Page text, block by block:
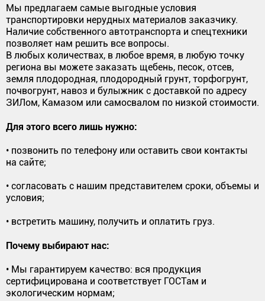
Мы предлагаем самые выгодные условия
транспортировки нерудных материалов заказчику.
Наличие собственного автотранспорта и спецтехники
позволяет нам решить все вопросы.
В любых количествах, в любое время, в любую точку
региона вы можете заказать щебень, песок, отсев,
земля плодородная, плодородный грунт, торфогрунт,
почвогрунт, навоз и булыжник с доставкой по адресу
ЗИЛом, Камазом или самосвалом по низкой стоимости.
Для этого всего лишь нужно:
• позвонить по телефону или оставить свои контакты
на сайте;
• согласовать с нашим представителем сроки, объемы и
условия;
• встретить машину, получить и оплатить груз.
Почему выбирают нас:
• Мы гарантируем качество: вся продукция
сертифицирована и соответствует ГОСТам и
экологическим нормам;